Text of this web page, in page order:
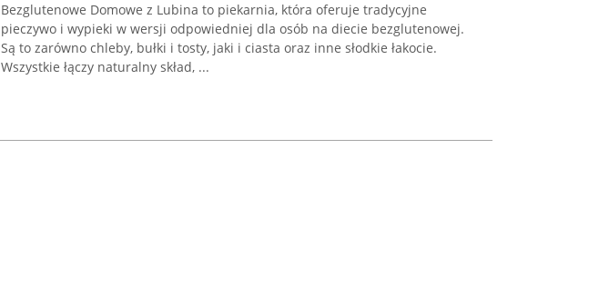
Bezglutenowe Domowe z Lubina to piekarnia, która oferuje tradycyjne
pieczywo i wypieki w wersji odpowiedniej dla osób na diecie bezglutenowej.
Są to zarówno chleby, bułki i tosty, jaki i ciasta oraz inne słodkie łakocie.
Wszystkie łączy naturalny skład, ...